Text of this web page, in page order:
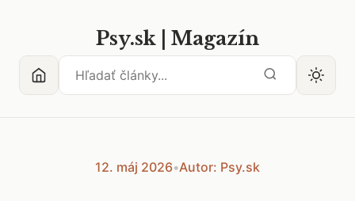
Psy.sk | Magazín
12. máj 2026•Autor: Psy.sk